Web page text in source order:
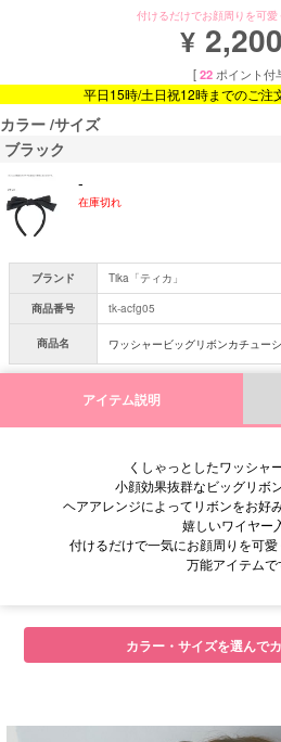
付けるだけでお顔周りを可
¥ 2,200
[ 22 ポイント付
平日15時/土日祝12時までのご注
カラー サイズ
ブラック
-
在庫切れ
ブランド
Tika「ティカ」
商品番号
tk-acfg05
商品名 ワッシャービッグリボンカチュー
アイテム説明
くしゃっとしたワッシャ
小顔効果抜群なビッグリボ
ヘアアレンジによってリボンをお好
嬉しいワイヤー
付けるだけで一気にお顔周りを可
万能アイテム
カラー・サイズを選んで